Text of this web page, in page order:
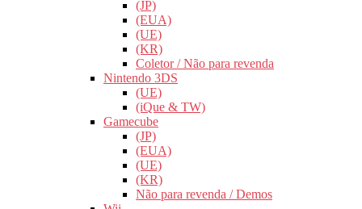
(JP)
(EUA)
(UE)
(KR)
Coletor / Não para revenda
Nintendo 3DS
(UE)
(iQue & TW)
Gamecube
(JP)
(EUA)
(UE)
(KR)
Não para revenda / Demos